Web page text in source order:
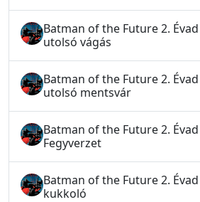
Batman of the Future 2. Évad
utolsó vágás
Batman of the Future 2. Évad
utolsó mentsvár
Batman of the Future 2. Évad
Fegyverzet
Batman of the Future 2. Évad
kukkoló